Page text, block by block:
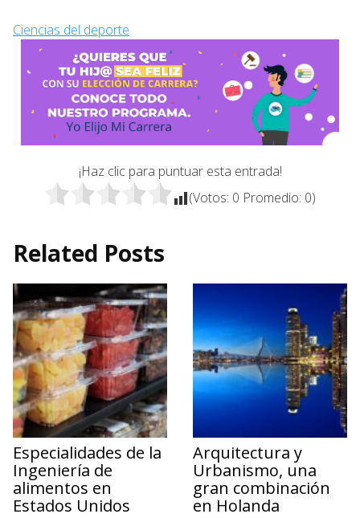
Ciencias del deporte
¡Haz clic para puntuar esta entrada!
(Votos: 0 Promedio: 0)
Related Posts
Especialidades de la
Ingeniería de
alimentos en
Estados Unidos
Arquitectura y
Urbanismo, una
gran combinación
en Holanda